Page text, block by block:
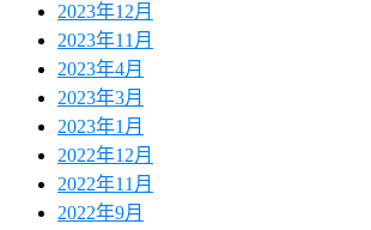
2023年12月
2023年11月
2023年4月
2023年3月
2023年1月
2022年12月
2022年11月
2022年9月